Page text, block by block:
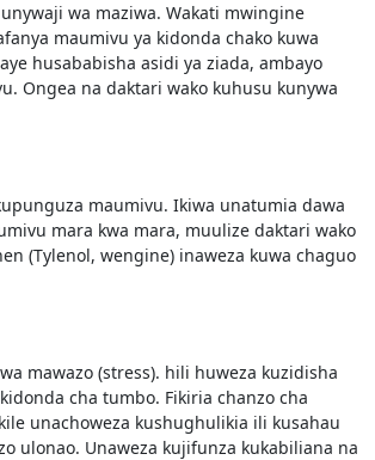
wa maziwa. Wakati mwingine
maumivu ya kidonda chako kuwa
husababisha asidi ya ziada, ambayo
Ongea na daktari wako kuhusu kunywa
maumivu. Ikiwa unatumia dawa
mara kwa mara, muulize daktari wako
(Tylenol, wengine) inaweza kuwa chaguo
mawazo (stress). hili huweza kuzidisha
cha tumbo. Fikiria chanzo cha
unachoweza kushughulikia ili kusahau
ulonao. Unaweza kujifunza kukabiliana na